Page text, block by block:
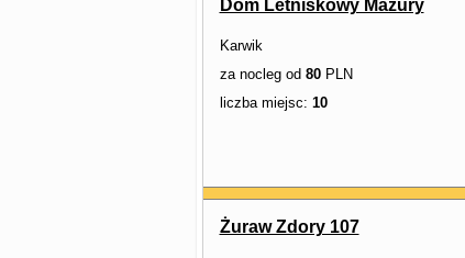
Dom Letniskowy Mazury
Karwik
za nocleg od 80PLN
liczba miejsc: 10
Żuraw Zdory 107